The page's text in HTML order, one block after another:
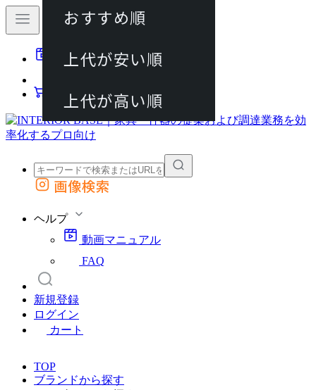
動画マニュアル
カート
外部サイトの商品をカートに追加
画像検索
ヘルプ
動画マニュアル
FAQ
新規登録
ログイン
カート
TOP
ブランドから探す
おすすめ順
上代が安い順
上代が高い順